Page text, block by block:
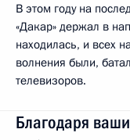
В этом году на
«Дакар» держал в
находилась, и всех
волнения были,
телевизоров.
Благодаря